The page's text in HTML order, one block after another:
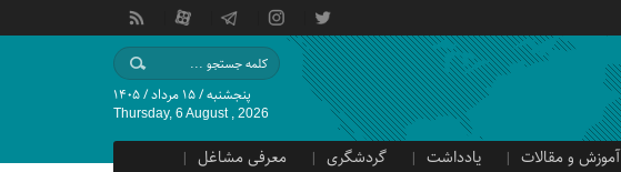
پنجشنبه / ۱۵ مرداد / ۱۴۰۵
Thursday, 6 August , 2026
آموزش و مقالات یادداشت گردشگری
معرفی مشاغل